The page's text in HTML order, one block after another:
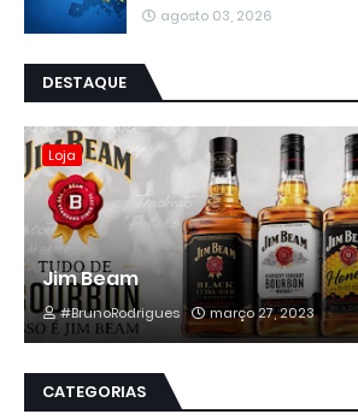
agosto 03, 2026
DESTAQUE
Loja
Jim Beam
#BrunoRodrigues março 27, 2023
CATEGORIAS